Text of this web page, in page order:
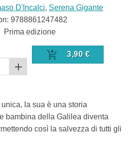
D'Incalci, Serena Gigante
9788861247482
Prima edizione
3,90 €
la sua è una storia
bambina della Galilea diventa
così la salvezza di tutti gli